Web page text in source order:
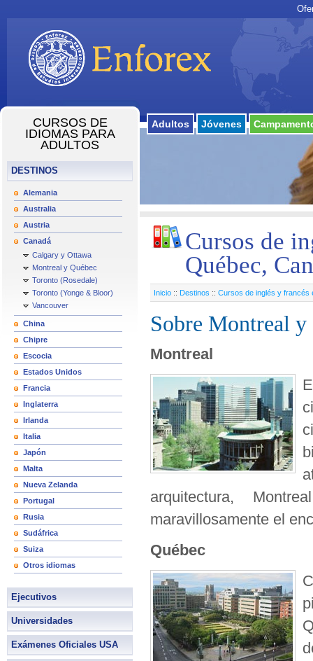
Adultos Jóvenes
CURSOS DE
IDIOMAS PARA
ADULTOS
DESTINOS
Alemania
Australia
Austria
Canadá
Calgary y Ottawa
Montreal y Québec
Toronto (Rosedale)
Toronto (Yonge & Bloor)
Vancouver
China
Chipre
Escocia
Estados Unidos
Francia
Inglaterra
Irlanda
Italia
Japón
Malta
Nueva Zelanda
Portugal
Rusia
Sudáfrica
Suiza
Otros idiomas
Ejecutivos
Universidades
Exámenes Oficiales USA
Cursos de
Québec,
Inicio :: Destinos :: Cursos de inglés y francés
Sobre Montreal y
Montreal
arquitectura,
maravillosamente el
Québec